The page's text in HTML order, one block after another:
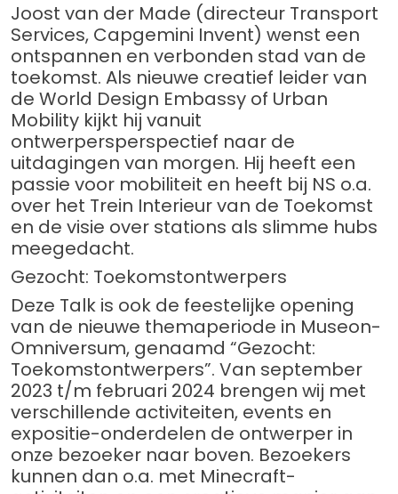
Joost van der Made (directeur Transport
Services, Capgemini Invent) wenst een
ontspannen en verbonden stad van de
toekomst. Als nieuwe creatief leider van
de World Design Embassy of Urban
Mobility kijkt hij vanuit
ontwerpersperspectief naar de
uitdagingen van morgen. Hij heeft een
passie voor mobiliteit en heeft bij NS o.a.
over het Trein Interieur van de Toekomst
en de visie over stations als slimme hubs
meegedacht.
Gezocht: Toekomstontwerpers
Deze Talk is ook de feestelijke opening
van de nieuwe themaperiode in Museon-
Omniversum, genaamd “Gezocht:
Toekomstontwerpers”. Van september
2023 t/m februari 2024 brengen wij met
verschillende activiteiten, events en
expositie-onderdelen de ontwerper in
onze bezoeker naar boven. Bezoekers
kunnen dan o.a. met Minecraft-